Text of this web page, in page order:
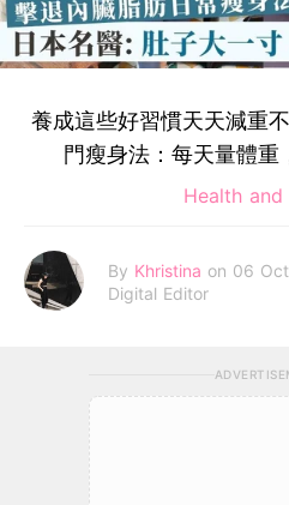
養成這些好習慣天天減重
門瘦身法：每天量體重
Health and
By Khristina on 06
Digital Editor